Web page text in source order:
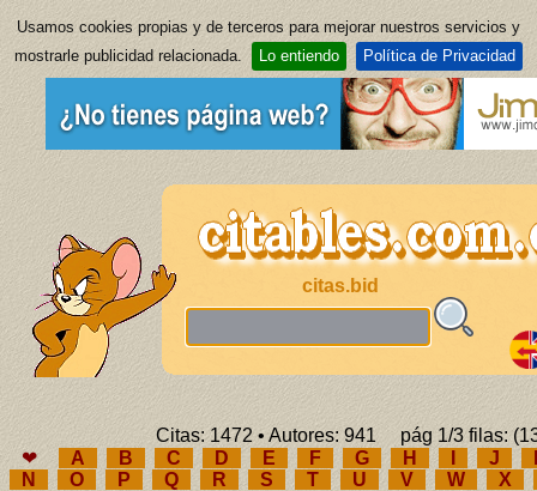
Usamos cookies propias y de terceros para mejorar nuestros servicios y
mostrarle publicidad relacionada.
Lo entiendo Política de Privacidad
citas.bid
Citas: 1472 • Autores: 941 pág 1/3 filas:
❤
A B C D E F G H J
N
O P Q R S T U V W X